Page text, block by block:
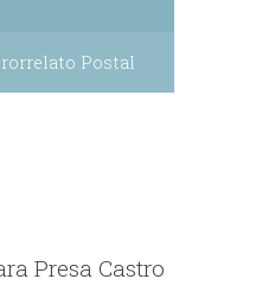
Postal
Presa Castro